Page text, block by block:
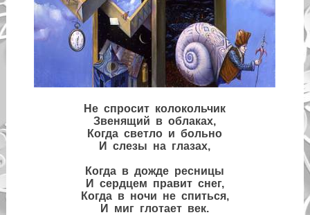
Не спросит колокольчик
Звенящий в облаках,
Когда светло и больно
И слезы на глазах,
Когда в дожде ресницы
И сердцем правит снег,
Когда в ночи не спиться,
И миг глотает век.